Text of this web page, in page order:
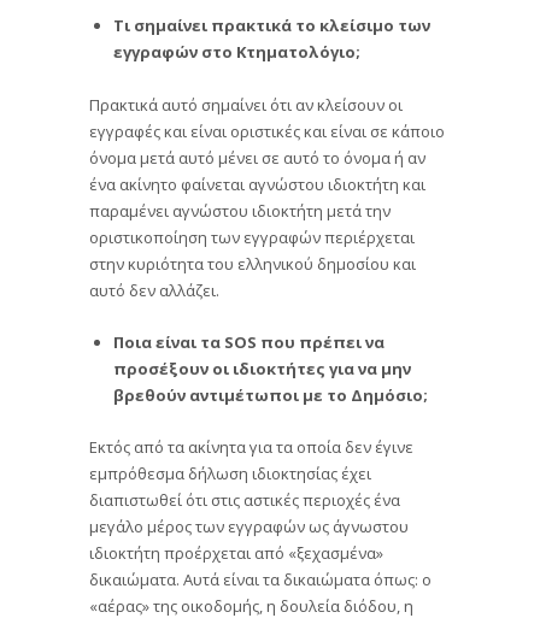
Τι σημαίνει πρακτικά το κλείσιμο των
εγγραφών στο Κτηματολόγιο;
Πρακτικά αυτό σημαίνει ότι αν κλείσουν οι
εγγραφές και είναι οριστικές και είναι σε κάποιο
όνομα μετά αυτό μένει σε αυτό το όνομα ή αν
ένα ακίνητο φαίνεται αγνώστου ιδιοκτήτη και
παραμένει αγνώστου ιδιοκτήτη μετά την
οριστικοποίηση των εγγραφών περιέρχεται
στην κυριότητα του ελληνικού δημοσίου και
αυτό δεν αλλάζει.
Ποια είναι τα SOS που πρέπει να
προσέξουν οι ιδιοκτήτες για να μην
βρεθούν αντιμέτωποι με το Δημόσιο;
Εκτός από τα ακίνητα για τα οποία δεν έγινε
εμπρόθεσμα δήλωση ιδιοκτησίας έχει
διαπιστωθεί ότι στις αστικές περιοχές ένα
μεγάλο μέρος των εγγραφών ως άγνωστου
ιδιοκτήτη προέρχεται από «ξεχασμένα»
δικαιώματα. Αυτά είναι τα δικαιώματα όπως: ο
«αέρας» της οικοδομής, η δουλεία διόδου, η